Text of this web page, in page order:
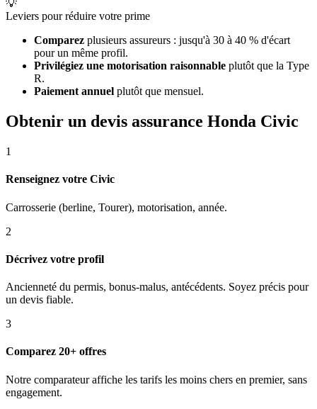
💡
Leviers pour réduire votre prime
Comparez plusieurs assureurs : jusqu'à 30 à 40 % d'écart
pour un même profil.
Privilégiez une motorisation raisonnable plutôt que la Type
R.
Paiement annuel plutôt que mensuel.
Obtenir un devis assurance Honda Civic
1
Renseignez votre Civic
Carrosserie (berline, Tourer), motorisation, année.
2
Décrivez votre profil
Ancienneté du permis, bonus-malus, antécédents. Soyez précis pour
un devis fiable.
3
Comparez 20+ offres
Notre comparateur affiche les tarifs les moins chers en premier, sans
engagement.